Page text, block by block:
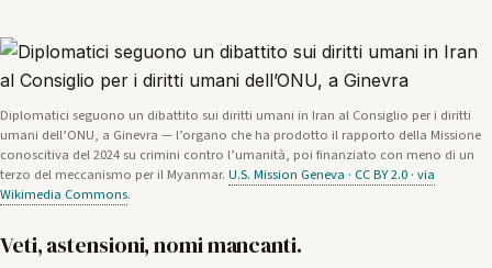
Diplomatici seguono un dibattito sui diritti umani in Iran al Consiglio per i diritti
umani dell’ONU, a Ginevra — l’organo che ha prodotto il rapporto della Missione
conoscitiva del 2024 su crimini contro l’umanità, poi finanziato con meno di un
terzo del meccanismo per il Myanmar. U.S. Mission Geneva · CC BY 2.0 · via
Wikimedia Commons.
Veti, astensioni, nomi mancanti.